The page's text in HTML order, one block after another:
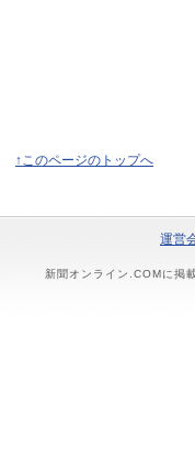
↑このページのトップへ
運営
新聞オンライン.COMに掲